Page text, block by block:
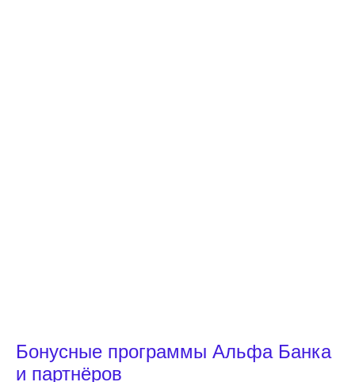
Бонусные программы Альфа Банка
и партнёров